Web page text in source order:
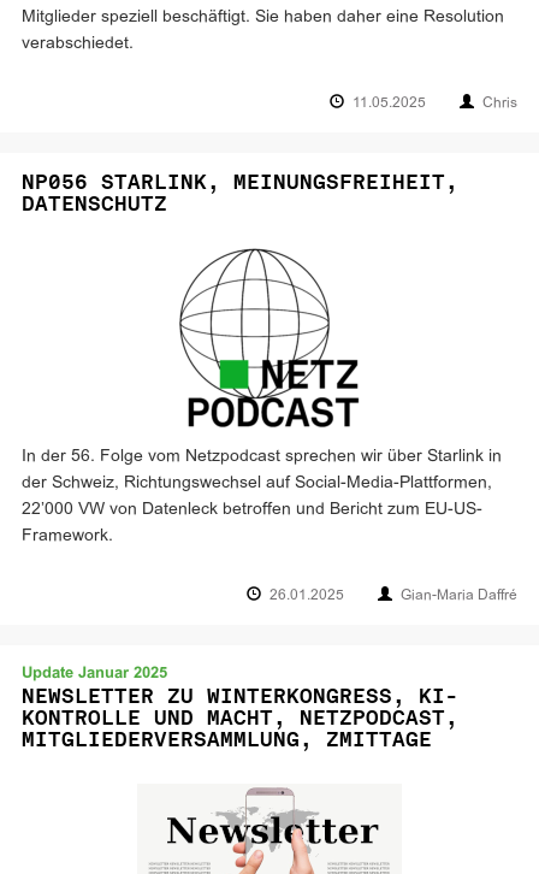
Mitglieder speziell beschäftigt. Sie haben daher eine Resolution
verabschiedet.
11.05.2025 Chris
NP056 STARLINK, MEINUNGSFREIHEIT,
DATENSCHUTZ
In der 56. Folge vom Netzpodcast sprechen wir über Starlink in
der Schweiz, Richtungswechsel auf Social-Media-Plattformen,
22’000 VW von Datenleck betroffen und Bericht zum EU-US-
Framework.
26.01.2025 Gian-Maria Daffré
Update Januar 2025
NEWSLETTER ZU WINTERKONGRESS, KI-
KONTROLLE UND MACHT, NETZPODCAST,
MITGLIEDERVERSAMMLUNG, ZMITTAGE